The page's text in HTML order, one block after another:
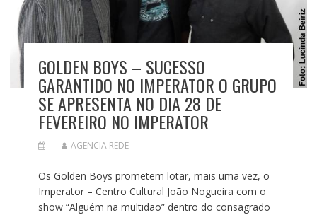
GOLDEN BOYS – SUCESSO
GARANTIDO NO IMPERATOR O GRUPO
SE APRESENTA NO DIA 28 DE
FEVEREIRO NO IMPERATOR
AGENCIA REDE
Os Golden Boys prometem lotar, mais uma vez, o
Imperator – Centro Cultural João Nogueira com o
show “Alguém na multidão” dentro do consagrado